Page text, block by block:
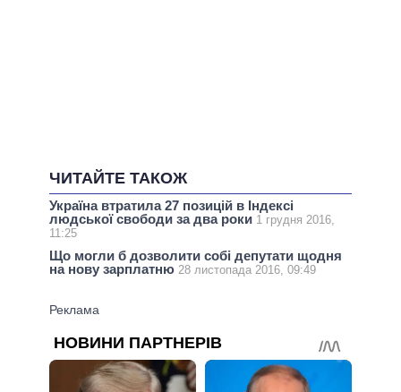
ЧИТАЙТЕ ТАКОЖ
Україна втратила 27 позицій в Індексі
людської свободи за два роки 1 грудня 2016,
11:25
Що могли б дозволити собі депутати щодня
на нову зарплатню 28 листопада 2016, 09:49